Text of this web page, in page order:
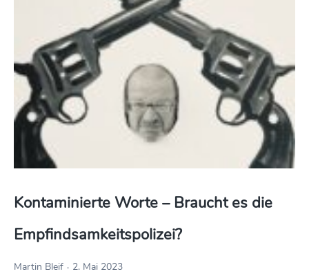
Kontaminierte Worte – Braucht es die
Empfindsamkeitspolizei?
Martin Bleif 2. Mai 2023